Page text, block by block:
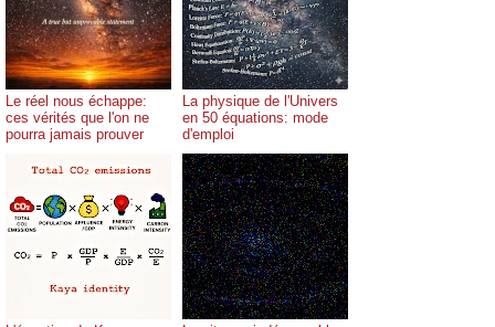
Le réel nous échappe:
ces vérités que l'on ne
pourra jamais prouver
La physique de l'Univers
en 50 équations: mode
d'emploi